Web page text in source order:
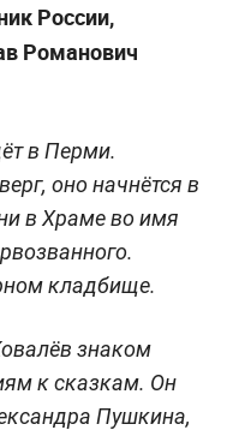
России,
Романович
в Перми.
оно начнётся в
в Храме во имя
кладбище.
знаком
к сказкам. Он
Пушкина,